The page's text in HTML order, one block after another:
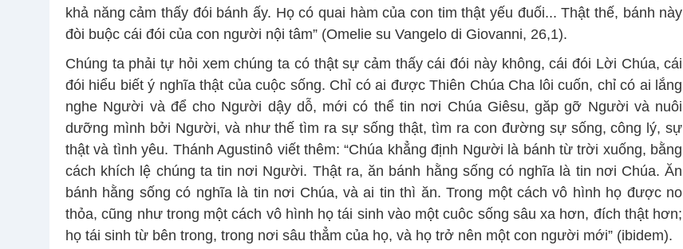
khả năng cảm thấy đói bánh ấy. Họ có quai hàm của con tim thật yếu đuối... Thật thế, bánh này
đòi buộc cái đói của con người nội tâm” (Omelie su Vangelo di Giovanni, 26,1).
Chúng ta phải tự hỏi xem chúng ta có thật sự cảm thấy cái đói này không, cái đói Lời Chúa, cái
đói hiểu biết ý nghĩa thật của cuộc sống. Chỉ có ai được Thiên Chúa Cha lôi cuốn, chỉ có ai lắng
nghe Người và để cho Người dậy dỗ, mới có thể tin nơi Chúa Giêsu, găp gỡ Người và nuôi
dưỡng mình bởi Người, và như thế tìm ra sự sống thật, tìm ra con đường sự sống, công lý, sự
thật và tình yêu. Thánh Agustinô viết thêm: “Chúa khẳng định Người là bánh từ trời xuống, bằng
cách khích lệ chúng ta tin nơi Người. Thật ra, ăn bánh hằng sống có nghĩa là tin nơi Chúa. Ăn
bánh hằng sống có nghĩa là tin nơi Chúa, và ai tin thì ăn. Trong một cách vô hình họ được no
thỏa, cũng như trong một cách vô hình họ tái sinh vào một cuôc sống sâu xa hơn, đích thật hơn;
họ tái sinh từ bên trong, trong nơi sâu thẳm của họ, và họ trở nên một con người mới” (ibidem).